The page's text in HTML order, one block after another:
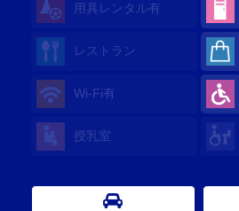
用具レンタル有
レストラン
Wi-Fi有
授乳室